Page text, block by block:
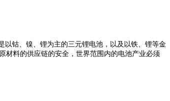
以钴、镍、锂为主的三元锂电池，以及以铁、锂等金
材料的供应链的安全，世界范围内的电池产业必须